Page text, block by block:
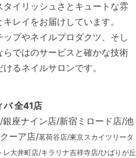
イリッシュさとキュートな雰
レイをお届けしています。
プやネイルプロダクツ、そし
ではのサービスと確かな技術
けるネイルサロンです。
バ 全41店
座ナイン店/新宿ミロード店/池
ーア店/茗荷谷店/東京スカイツリータ
大井町店/キラリナ吉祥寺店/ひばりが丘